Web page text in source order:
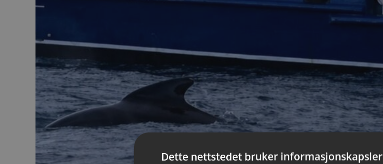
Dette nettstedet bruker informasjonskapsler